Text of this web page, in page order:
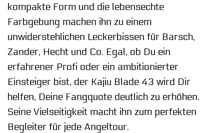
kompakte Form und die lebensechte
Farbgebung machen ihn zu einem
unwiderstehlichen Leckerbissen für Barsch,
Zander, Hecht und Co. Egal, ob Du ein
erfahrener Profi oder ein ambitionierter
Einsteiger bist, der Kajiu Blade 43 wird Dir
helfen, Deine Fangquote deutlich zu erhöhen.
Seine Vielseitigkeit macht ihn zum perfekten
Begleiter für jede Angeltour.